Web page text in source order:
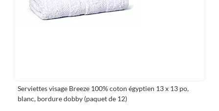
Serviettes visage Breeze 100% coton égyptien 13 x 13 po,
blanc, bordure dobby (paquet de 12)